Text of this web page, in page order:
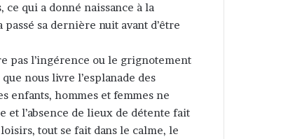
ce qui a donné naissance à la
sa dernière nuit avant d’être
pas l’ingérence ou le grignotement
nous livre l’esplanade des
enfants, hommes et femmes ne
et l’absence de lieux de détente fait
tout se fait dans le calme, le